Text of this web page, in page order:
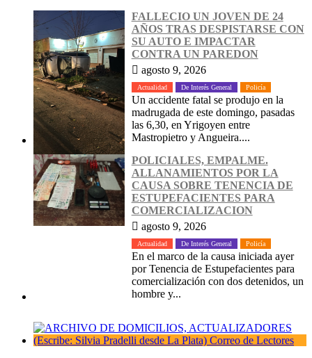
FALLECIO UN JOVEN DE 24
AÑOS TRAS DESPISTARSE CON
SU AUTO E IMPACTAR
CONTRA UN PAREDON
agosto 9, 2026
Actualidad De Interés General Policía
Un accidente fatal se produjo en la
madrugada de este domingo, pasadas
las 6,30, en Yrigoyen entre
Mastropietro y Angueira....
POLICIALES, EMPALME.
ALLANAMIENTOS POR LA
CAUSA SOBRE TENENCIA DE
ESTUPEFACIENTES PARA
COMERCIALIZACION
agosto 9, 2026
Actualidad De Interés General Policía
En el marco de la causa iniciada ayer
por Tenencia de Estupefacientes para
comercialización con dos detenidos, un
hombre y...